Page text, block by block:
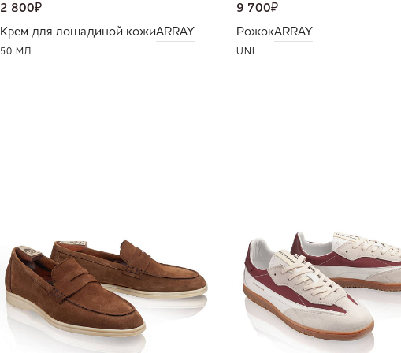
2 800₽
Крем для лошадиной кожиARRAY
50 МЛ
9 700₽
РожокARRAY
UNI